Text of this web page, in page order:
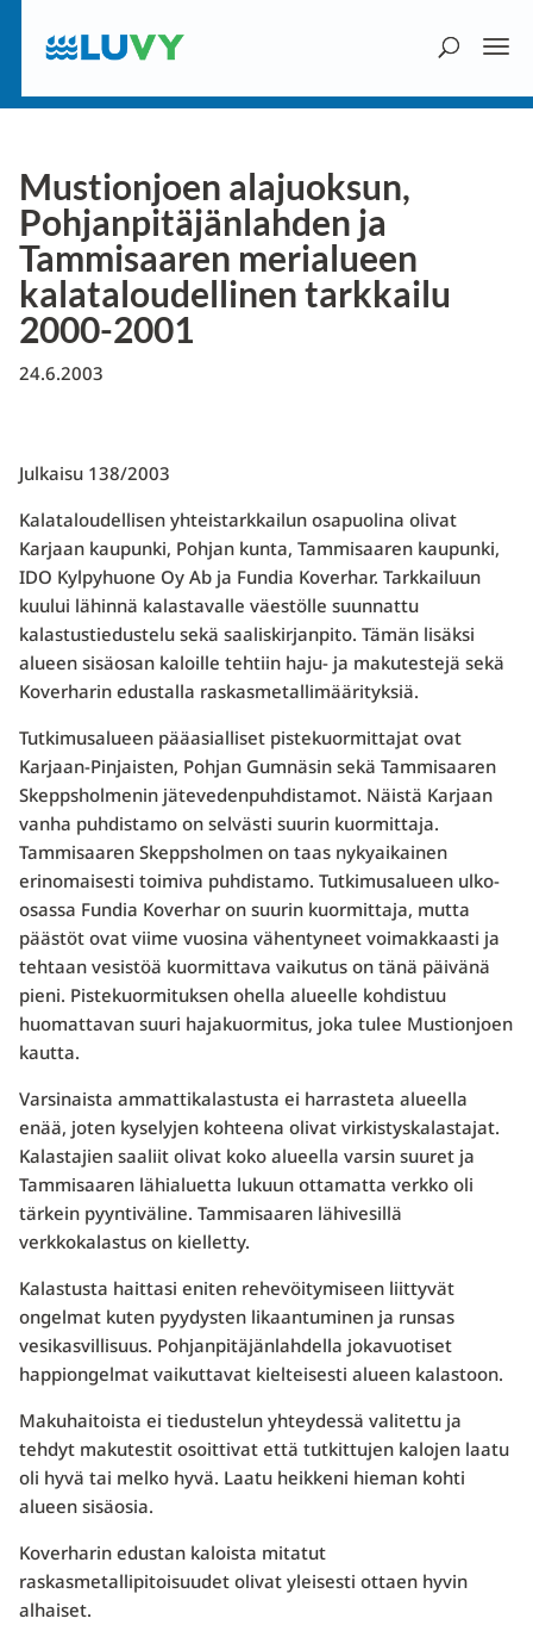
Mustionjoen alajuoksun,
Pohjanpitäjänlahden ja
Tammisaaren merialueen
kalataloudellinen tarkkailu
2000-2001
24.6.2003
Julkaisu 138/2003
Kalataloudellisen yhteistarkkailun osapuolina olivat
Karjaan kaupunki, Pohjan kunta, Tammisaaren kaupunki,
IDO Kylpyhuone Oy Ab ja Fundia Koverhar. Tarkkailuun
kuului lähinnä kalastavalle väestölle suunnattu
kalastustiedustelu sekä saaliskirjanpito. Tämän lisäksi
alueen sisäosan kaloille tehtiin haju- ja makutestejä sekä
Koverharin edustalla raskasmetallimäärityksiä.
Tutkimusalueen pääasialliset pistekuormittajat ovat
Karjaan-Pinjaisten, Pohjan Gumnäsin sekä Tammisaaren
Skeppsholmenin jätevedenpuhdistamot. Näistä Karjaan
vanha puhdistamo on selvästi suurin kuormittaja.
Tammisaaren Skeppsholmen on taas nykyaikainen
erinomaisesti toimiva puhdistamo. Tutkimusalueen ulko-
osassa Fundia Koverhar on suurin kuormittaja, mutta
päästöt ovat viime vuosina vähentyneet voimakkaasti ja
tehtaan vesistöä kuormittava vaikutus on tänä päivänä
pieni. Pistekuormituksen ohella alueelle kohdistuu
huomattavan suuri hajakuormitus, joka tulee Mustionjoen
kautta.
Varsinaista ammattikalastusta ei harrasteta alueella
enää, joten kyselyjen kohteena olivat virkistyskalastajat.
Kalastajien saaliit olivat koko alueella varsin suuret ja
Tammisaaren lähialuetta lukuun ottamatta verkko oli
tärkein pyyntiväline. Tammisaaren lähivesillä
verkkokalastus on kielletty.
Kalastusta haittasi eniten rehevöitymiseen liittyvät
ongelmat kuten pyydysten likaantuminen ja runsas
vesikasvillisuus. Pohjanpitäjänlahdella jokavuotiset
happiongelmat vaikuttavat kielteisesti alueen kalastoon.
Makuhaitoista ei tiedustelun yhteydessä valitettu ja
tehdyt makutestit osoittivat että tutkittujen kalojen laatu
oli hyvä tai melko hyvä. Laatu heikkeni hieman kohti
alueen sisäosia.
Koverharin edustan kaloista mitatut
raskasmetallipitoisuudet olivat yleisesti ottaen hyvin
alhaiset.